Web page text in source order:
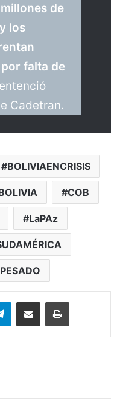
de
los
falta de
Cadetran.
BOLIVIAENCRISIS
COB
LaPAz
TelegramEnviar vía email Imprimir